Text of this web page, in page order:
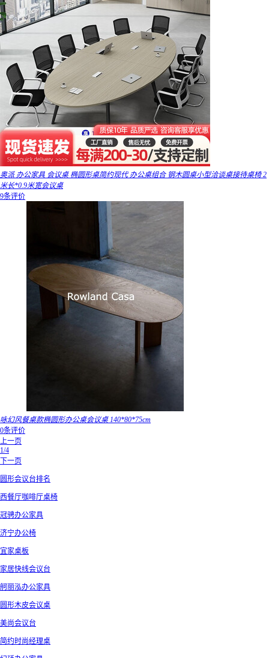
奥派 办公家具 会议桌 椭圆形桌简约现代 办公桌组合 钢木圆桌小型洽谈桌接待桌椅 2
米长*0.9米宽会议桌
9条评价
咏幻风餐桌款椭圆形办公桌会议桌 140*80*75cm
0条评价
上一页
1/4
下一页
圆形会议台排名
西餐厅咖啡厅桌椅
冠骋办公家具
济宁办公椅
宜家桌板
家居快线会议台
舸丽泓办公家具
圆形木皮会议桌
美尚会议台
简约时尚经理桌